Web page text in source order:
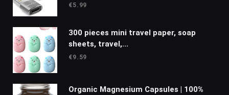
€5.99
300 pieces mini travel paper, soap
sheets, travel,...
€9.59
Organic Magnesium Capsules | 100%